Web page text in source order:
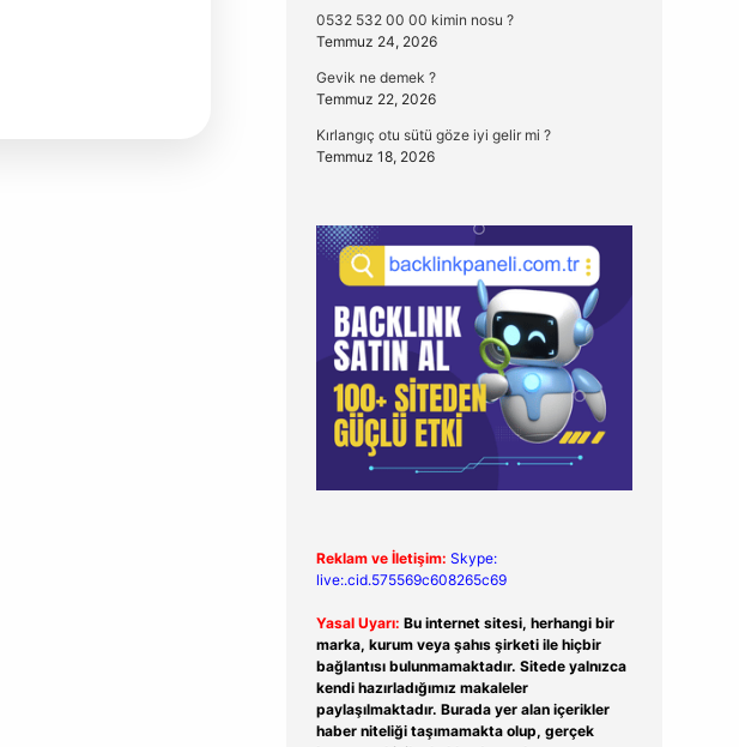
0532 532 00 00 kimin nosu ?
Temmuz 24, 2026
Gevik ne demek ?
Temmuz 22, 2026
Kırlangıç otu sütü göze iyi gelir mi ?
Temmuz 18, 2026
Reklam ve İletişim: Skype:
live:.cid.575569c608265c69
Yasal Uyarı: Bu internet sitesi, herhangi bir
marka, kurum veya şahıs şirketi ile hiçbir
bağlantısı bulunmamaktadır. Sitede yalnızca
kendi hazırladığımız makaleler
paylaşılmaktadır. Burada yer alan içerikler
haber niteliği taşımamakta olup, gerçek